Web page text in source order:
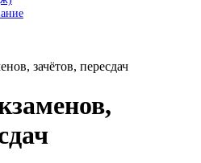
зачётов, пересдач